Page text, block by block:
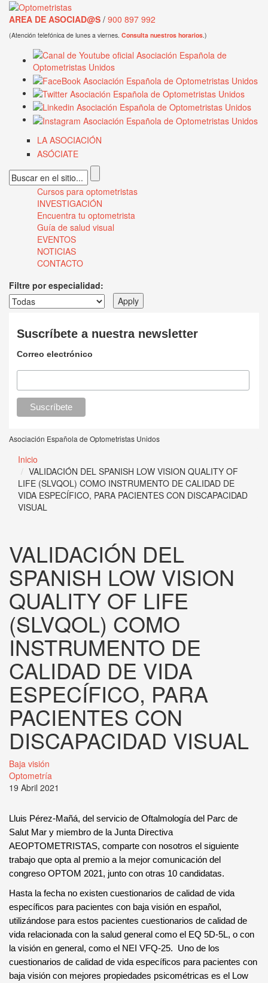
Pasar al contenido principal
AREA DE ASOCIAD@S / 900 897 992
(Atención telefónica de lunes a viernes. Consulta nuestros horarios.)
LA ASOCIACIÓN
ASÓCIATE
Formulario de búsqueda
Menú principal
Cursos para optometristas
INVESTIGACIÓN
Encuentra tu optometrista
Guía de salud visual
EVENTOS
NOTICIAS
CONTACTO
Filtre por especialidad:
Suscríbete a nuestra newsletter
Correo electrónico
Asociación Española de Optometristas Unidos
Inicio
VALIDACIÓN DEL SPANISH LOW VISION QUALITY OF
LIFE (SLVQOL) COMO INSTRUMENTO DE CALIDAD DE
VIDA ESPECÍFICO, PARA PACIENTES CON DISCAPACIDAD
VISUAL
VALIDACIÓN DEL
SPANISH LOW VISION
QUALITY OF LIFE
(SLVQOL) COMO
INSTRUMENTO DE
CALIDAD DE VIDA
ESPECÍFICO, PARA
PACIENTES CON
DISCAPACIDAD VISUAL
Baja visión
Optometría
19 Abril 2021
Lluis Pérez-Mañá, del servicio de Oftalmología del Parc de
Salut Mar y miembro de la Junta Directiva
AEOPTOMETRISTAS, comparte con nosotros el siguiente
trabajo que opta al premio a la mejor comunicación del
congreso OPTOM 2021, junto con otras 10 candidatas.
Hasta la fecha no existen cuestionarios de calidad de vida
específicos para pacientes con baja visión en español,
utilizándose para estos pacientes cuestionarios de calidad de
vida relacionada con la salud general como el EQ 5D-5L, o con
la visión en general, como el NEI VFQ-25. Uno de los
cuestionarios de calidad de vida específicos para pacientes con
baja visión con mejores propiedades psicométricas es el Low